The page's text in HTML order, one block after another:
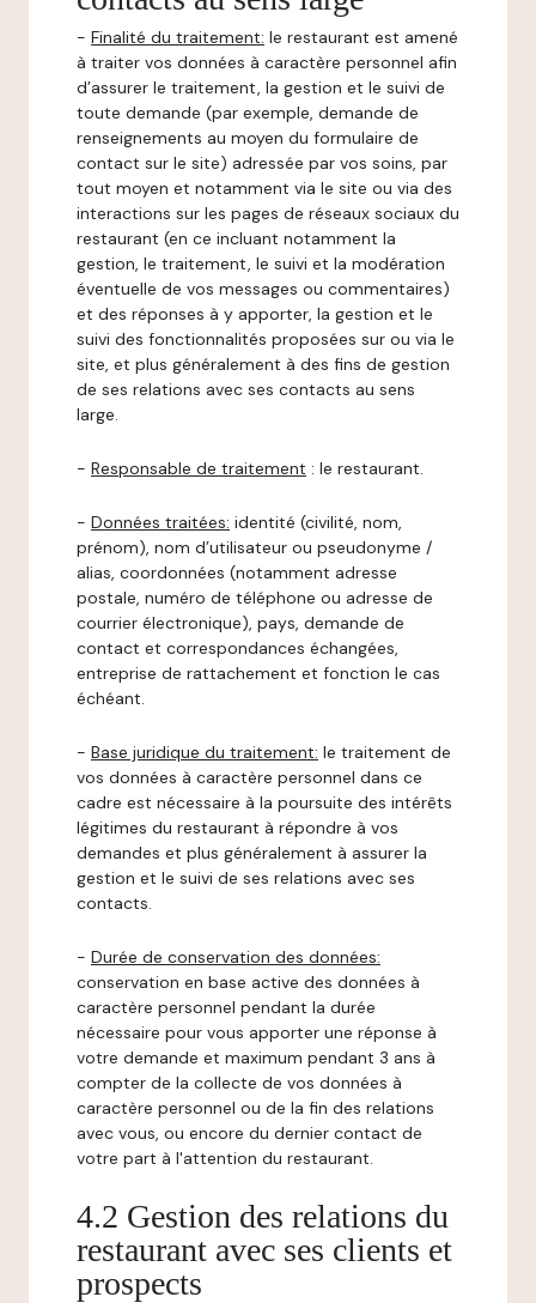
- Finalité du traitement: le restaurant est amené
à traiter vos données à caractère personnel afin
d’assurer le traitement, la gestion et le suivi de
toute demande (par exemple, demande de
renseignements au moyen du formulaire de
contact sur le site) adressée par vos soins, par
tout moyen et notamment via le site ou via des
interactions sur les pages de réseaux sociaux du
restaurant (en ce incluant notamment la
gestion, le traitement, le suivi et la modération
éventuelle de vos messages ou commentaires)
et des réponses à y apporter, la gestion et le
suivi des fonctionnalités proposées sur ou via le
site, et plus généralement à des fins de gestion
de ses relations avec ses contacts au sens
large.
- Responsable de traitement : le restaurant.
- Données traitées: identité (civilité, nom,
prénom), nom d’utilisateur ou pseudonyme /
alias, coordonnées (notamment adresse
postale, numéro de téléphone ou adresse de
courrier électronique), pays, demande de
contact et correspondances échangées,
entreprise de rattachement et fonction le cas
échéant.
- Base juridique du traitement: le traitement de
vos données à caractère personnel dans ce
cadre est nécessaire à la poursuite des intérêts
légitimes du restaurant à répondre à vos
demandes et plus généralement à assurer la
gestion et le suivi de ses relations avec ses
contacts.
- Durée de conservation des données:
conservation en base active des données à
caractère personnel pendant la durée
nécessaire pour vous apporter une réponse à
votre demande et maximum pendant 3 ans à
compter de la collecte de vos données à
caractère personnel ou de la fin des relations
avec vous, ou encore du dernier contact de
votre part à l'attention du restaurant.
4.2 Gestion des relations du
restaurant avec ses clients et
prospects